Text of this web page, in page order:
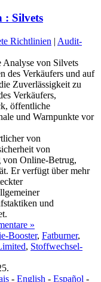
: Silvets
Richtlinien | Audit-
Analyse von Silvets
des Verkäufers und auf
Zuverlässigkeit zu
Verkäufers,
öffentliche
und Warnpunkte vor
von
von
von Online-Betrug,
Er verfügt über mehr
und
»
Booster, Fatburner,
, Stoffwechsel-
- English - Español -